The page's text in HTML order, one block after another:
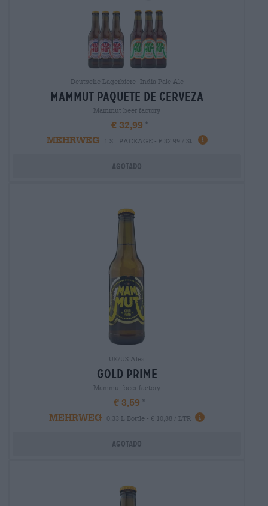
Deutsche Lagerbiere|India Pale Ale
mammut paquete de cerveza
Mammut beer factory
€ 32,99
MEHRWEG
1 St. PACKAGE - € 32,99 / St.
Agotado
UK/US Ales
gold prime
Mammut beer factory
€ 3,59
MEHRWEG
0,33 L Bottle - € 10,88 / LTR
Agotado